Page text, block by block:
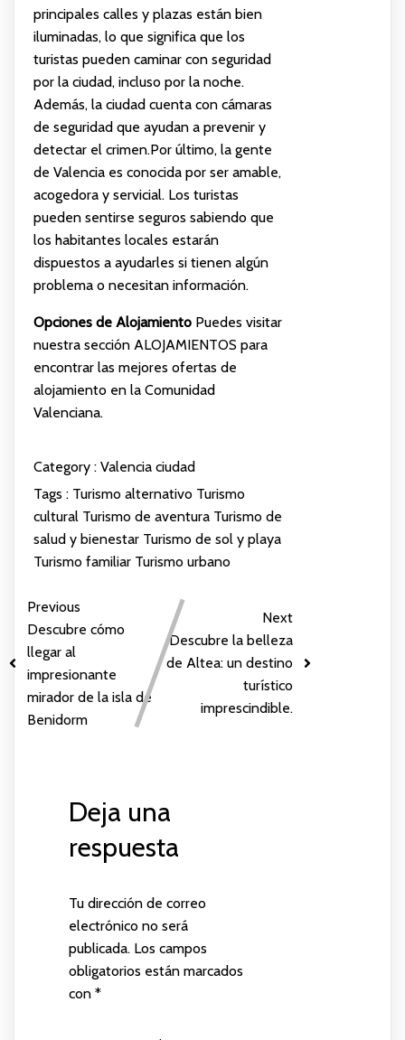
principales calles y plazas están bien
iluminadas, lo que significa que los
turistas pueden caminar con seguridad
por la ciudad, incluso por la noche.
Además, la ciudad cuenta con cámaras
de seguridad que ayudan a prevenir y
detectar el crimen.Por último, la gente
de Valencia es conocida por ser amable,
acogedora y servicial. Los turistas
pueden sentirse seguros sabiendo que
los habitantes locales estarán
dispuestos a ayudarles si tienen algún
problema o necesitan información.
Opciones de AlojamientoPuedes visitar
nuestra sección ALOJAMIENTOS para
encontrar las mejores ofertas de
alojamiento en la Comunidad
Valenciana.
Category : Valencia ciudad
Tags : Turismo alternativo Turismo
cultural Turismo de aventura Turismo de
salud y bienestar Turismo de sol y playa
Turismo familiar Turismo urbano
Previous
Descubre cómo
llegar al
impresionante
mirador de la isla de
Benidorm
Next
Descubre la belleza
de Altea: un destino
turístico
imprescindible.
Deja una
respuesta
Tu dirección de correo
electrónico no será
publicada. Los campos
obligatorios están marcados
con *